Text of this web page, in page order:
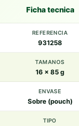
Ficha tecnica
REFERENCIA
931258
TAMANOS
16 x 85 g
ENVASE
Sobre (pouch)
TIPO